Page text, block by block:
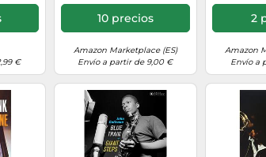
€
10 precios
Amazon Marketplace (ES)
Envío a partir de 9,00 €
2
Amazon
Envío a